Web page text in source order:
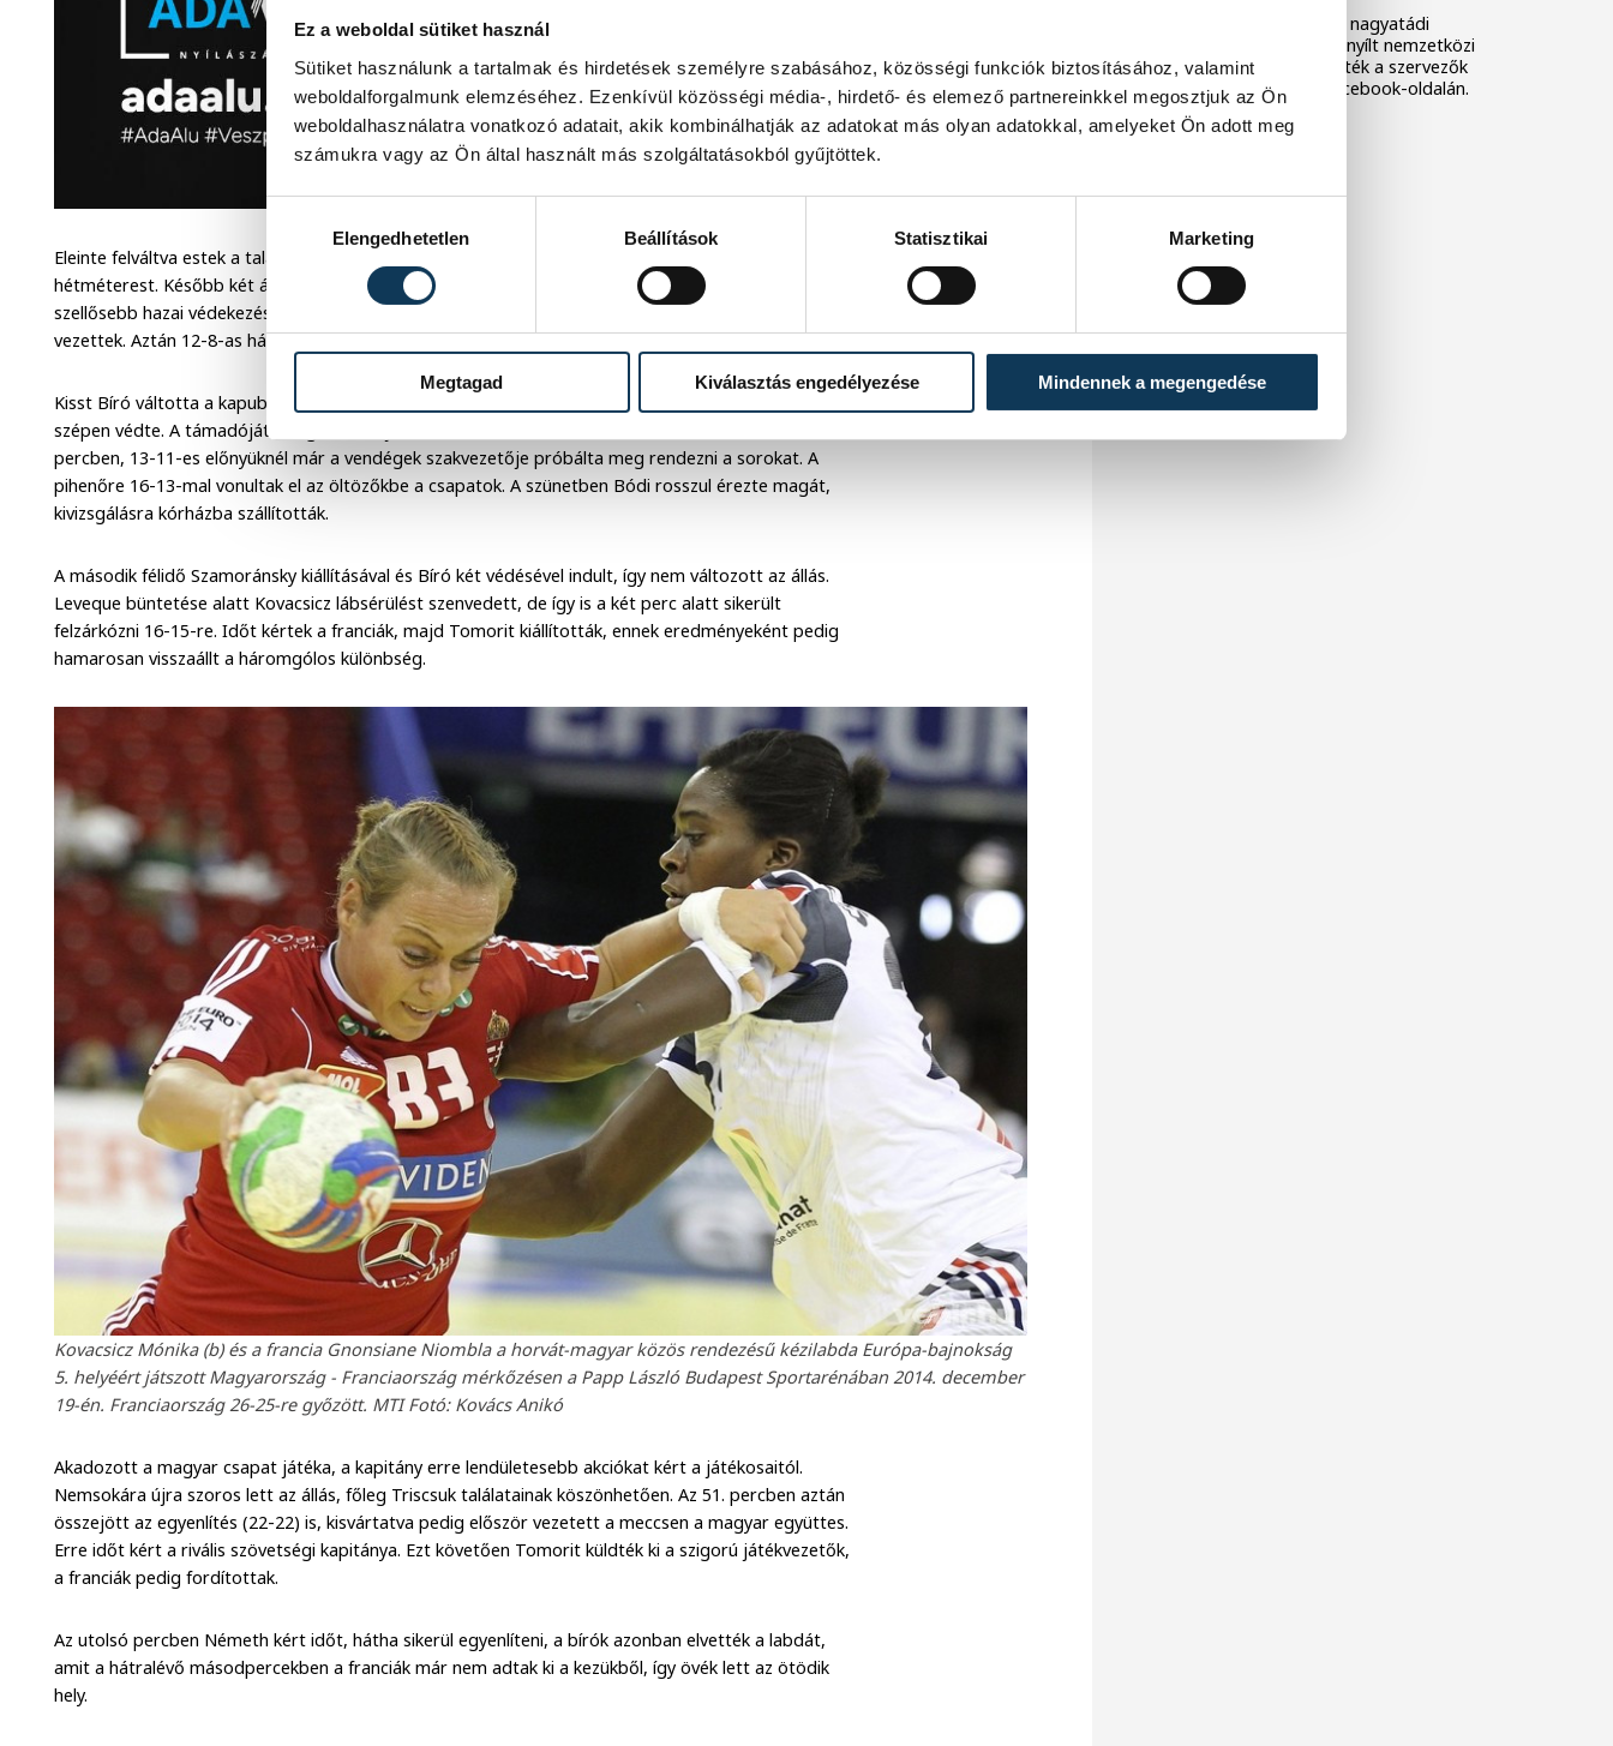
Ez a weboldal sütiket használ
Sütiket használunk a tartalmak és hirdetések személyre szabásához, közösségi funkciók biztosításához, valamint
weboldalforgalmunk elemzéséhez. Ezenkívül közösségi média-, hirdető- és elemező partnereinkkel megosztjuk az Ön
weboldalhasználatra vonatkozó adatait, akik kombinálhatják az adatokat más olyan adatokkal, amelyeket Ön adott meg
számukra vagy az Ön által használt más szolgáltatásokból gyűjtöttek.
Hozzájárulás kiválasztása
Elengedhetetlen
Beállítások Statisztikai Marketing
Megtagad Kiválasztás engedélyezése Mindennek a megengedése
Eleinte felváltva estek a találatok, a magyaroktól vagy Mayer lőtt gólt, vagy ő harcolt ki
hétméterest. Később két átlövő, Tomori és Bulath vette át ezt a szerepet. A 12. percben, a
szellősebb hazai védekezés miatt lépéselőnybe kerültek a franciák, akik negyedóra után már 10-7-re
vezettek. Aztán 12-8-as hátránynál Németh András szövetségi kapitány kénytelen volt időt kérni.
Kisst Bíró váltotta a kapuban, de Nze Minko ellen neki sem volt fegyvere, a többiek ziccerét viszont
szépen védte. A támadójáték legalább feljavult - különösen Triscsuk volt ekkor elemében -, és a 22.
percben, 13-11-es előnyüknél már a vendégek szakvezetője próbálta meg rendezni a sorokat. A
pihenőre 16-13-mal vonultak el az öltözőkbe a csapatok. A szünetben Bódi rosszul érezte magát,
kivizsgálásra kórházba szállították.
A második félidő Szamoránsky kiállításával és Bíró két védésével indult, így nem változott az állás.
Leveque büntetése alatt Kovacsicz lábsérülést szenvedett, de így is a két perc alatt sikerült
felzárkózni 16-15-re. Időt kértek a franciák, majd Tomorit kiállították, ennek eredményeként pedig
hamarosan visszaállt a háromgólos különbség.
Kovacsicz Mónika (b) és a francia Gnonsiane Niombla a horvát-magyar közös rendezésű kézilabda Európa-bajnokság
5. helyéért játszott Magyarország - Franciaország mérkőzésen a Papp László Budapest Sportarénában 2014. december
19-én. Franciaország 26-25-re győzött. MTI Fotó: Kovács Anikó
Akadozott a magyar csapat játéka, a kapitány erre lendületesebb akciókat kért a játékosaitól.
Nemsokára újra szoros lett az állás, főleg Triscsuk találatainak köszönhetően. Az 51. percben aztán
összejött az egyenlítés (22-22) is, kisvártatva pedig először vezetett a meccsen a magyar együttes.
Erre időt kért a rivális szövetségi kapitánya. Ezt követően Tomorit küldték ki a szigorú játékvezetők,
a franciák pedig fordítottak.
Az utolsó percben Németh kért időt, hátha sikerül egyenlíteni, a bírók azonban elvették a labdát,
amit a hátralévő másodpercekben a franciák már nem adtak ki a kezükből, így övék lett az ötödik
hely.
Meghalt egy versenyző a nagyatádi
eXtremeMan elnevezésű nyílt nemzetközi
triatlonversenyen - közölték a szervezők
vasárnap az esemény Facebook-oldalán.